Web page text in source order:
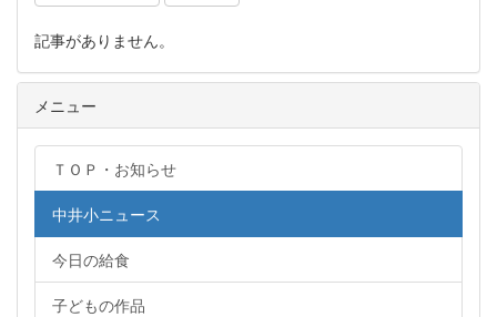
記事がありません。
メニュー
ＴＯＰ・お知らせ
中井小ニュース
今日の給食
子どもの作品